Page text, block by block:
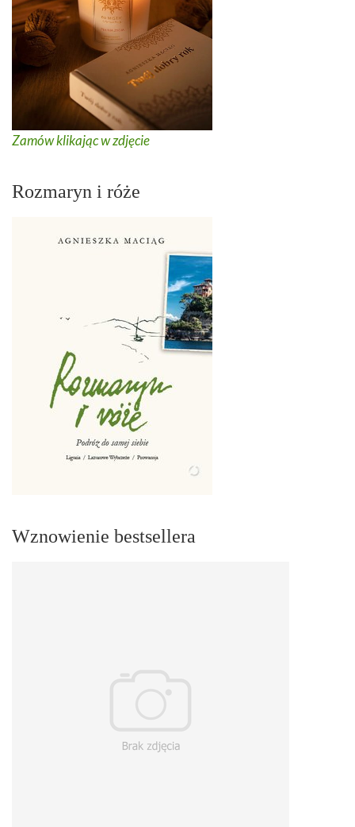
Zamów klikając w zdjęcie
Rozmaryn i róże
Wznowienie bestsellera